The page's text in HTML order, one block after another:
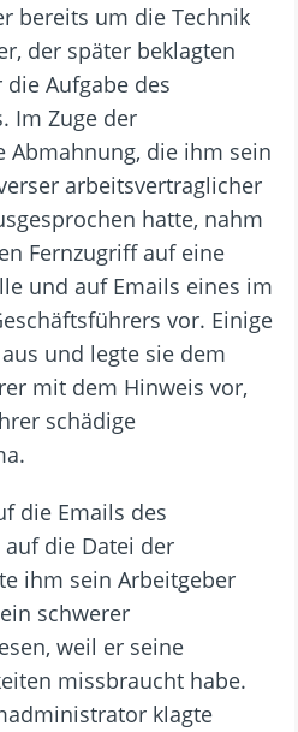
bereits um die Technik
der später beklagten
Aufgabe des
Im Zuge der
Abmahnung, die ihm sein
arbeitsvertraglicher
hatte, nahm
Fernzugriff auf eine
und auf Emails eines im
vor. Einige
und legte sie dem
mit dem Hinweis vor,
schädige
die Emails des
die Datei der
ihm sein Arbeitgeber
schwerer
weil er seine
missbraucht habe.
klagte